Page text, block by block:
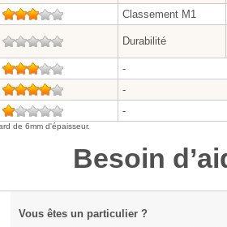
Classement M1
Durabilité
-
-
-
de 6mm d'épaisseur.
Besoin
Vous êtes un particulier ?